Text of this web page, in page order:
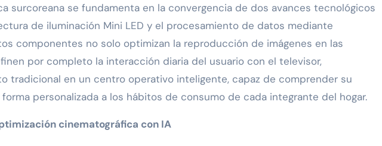
surcoreana se fundamenta en la convergencia de dos avances tecnológicos
de iluminación Mini LED y el procesamiento de datos mediante
componentes no solo optimizan la reproducción de imágenes en las
por completo la interacción diaria del usuario con el televisor,
tradicional en un centro operativo inteligente, capaz de comprender su
personalizada a los hábitos de consumo de cada integrante del hogar.
cinematográfica con IA